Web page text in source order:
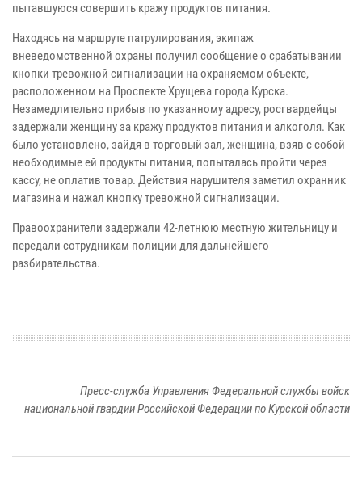
пытавшуюся совершить кражу продуктов питания.
Находясь на маршруте патрулирования, экипаж
вневедомственной охраны получил сообщение о срабатывании
кнопки тревожной сигнализации на охраняемом объекте,
расположенном на Проспекте Хрущева города Курска.
Незамедлительно прибыв по указанному адресу, росгвардейцы
задержали женщину за кражу продуктов питания и алкоголя. Как
было установлено, зайдя в торговый зал, женщина, взяв с собой
необходимые ей продукты питания, попыталась пройти через
кассу, не оплатив товар. Действия нарушителя заметил охранник
магазина и нажал кнопку тревожной сигнализации.
Правоохранители задержали 42-летнюю местную жительницу и
передали сотрудникам полиции для дальнейшего
разбирательства.
Пресс-служба Управления Федеральной службы войск
национальной гвардии Российской Федерации по Курской области